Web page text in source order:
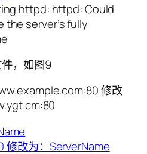
httpd: httpd: Could
server’s fully
，如图9
修改